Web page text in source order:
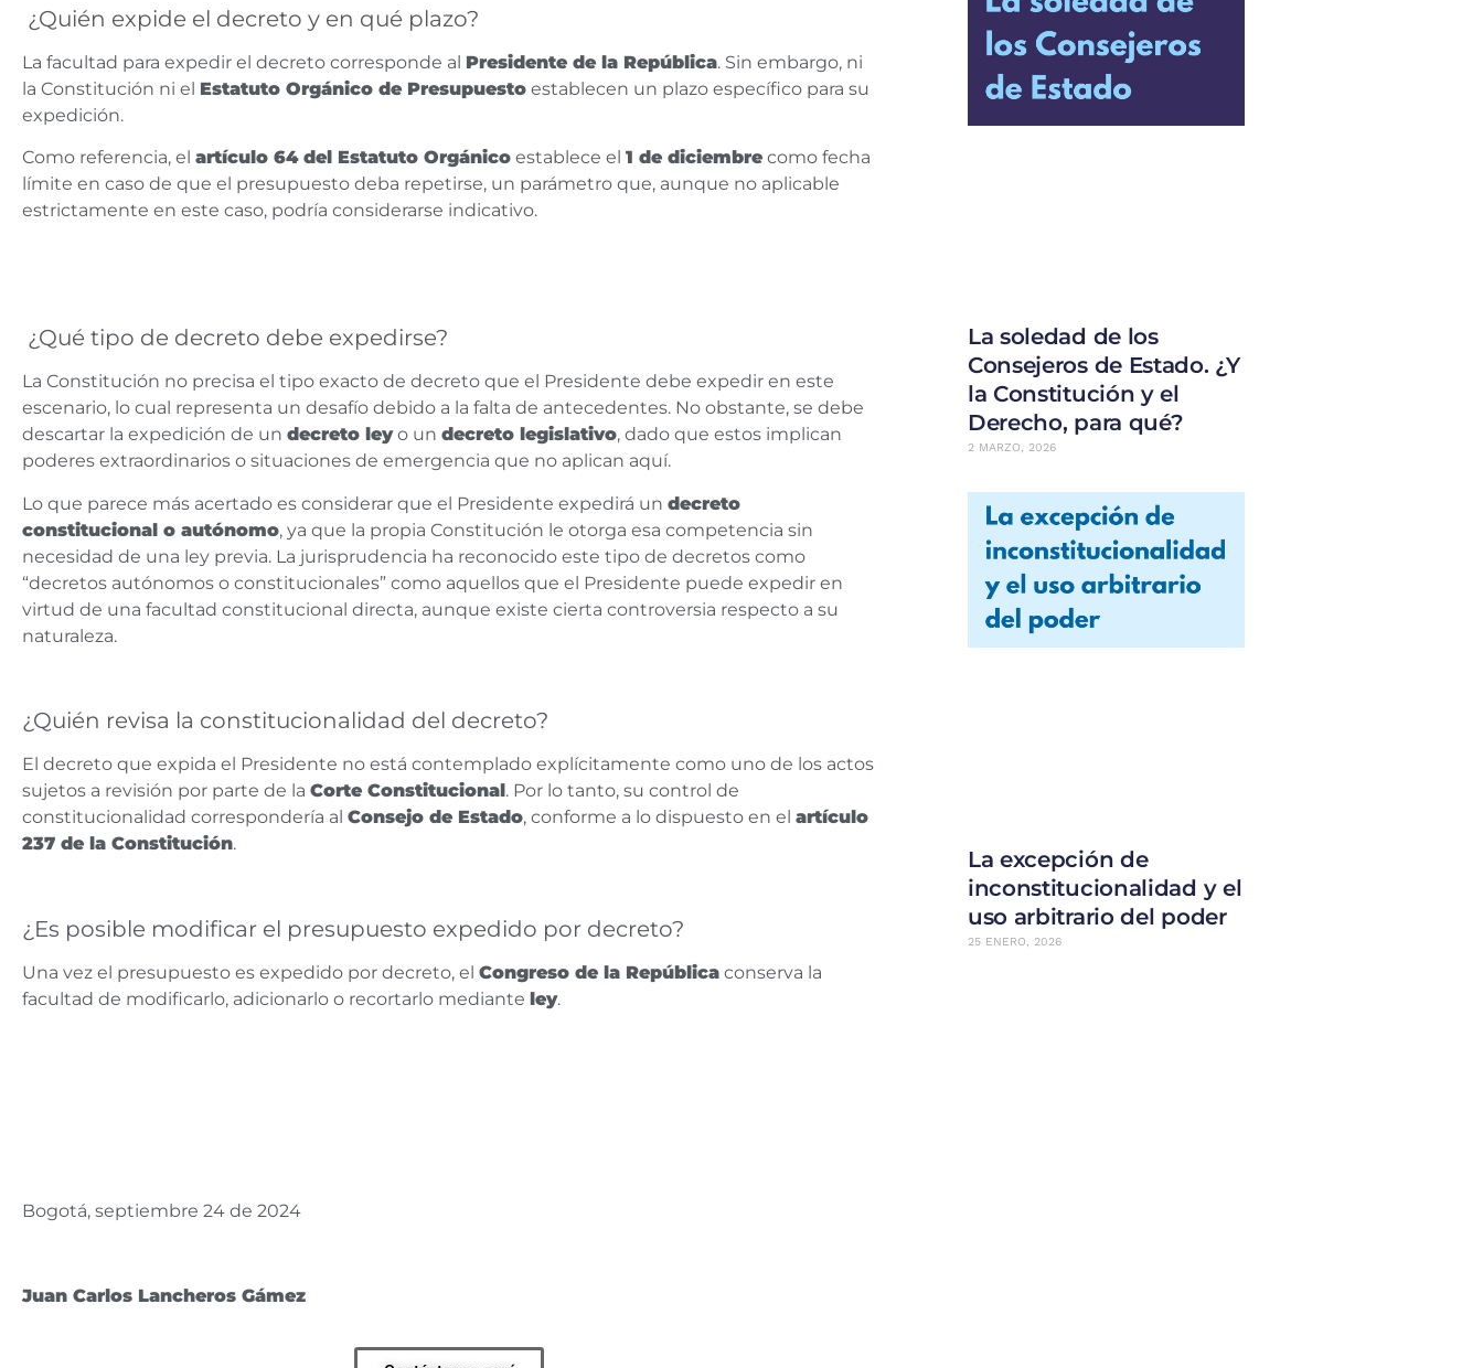
¿Quién expide el decreto y en qué plazo?
La facultad para expedir el decreto corresponde al Presidente de la República. Sin embargo, ni
la Constitución ni el Estatuto Orgánico de Presupuesto establecen un plazo específico para su
expedición.
Como referencia, el artículo 64 del Estatuto Orgánico establece el 1 de diciembre como fecha
límite en caso de que el presupuesto deba repetirse, un parámetro que, aunque no aplicable
estrictamente en este caso, podría considerarse indicativo.
¿Qué tipo de decreto debe expedirse?
La Constitución no precisa el tipo exacto de decreto que el Presidente debe expedir en este
escenario, lo cual representa un desafío debido a la falta de antecedentes. No obstante, se debe
descartar la expedición de un decreto leyo un decreto legislativo, dado que estos implican
poderes extraordinarios o situaciones de emergencia que no aplican aquí.
Lo que parece más acertado es considerar que el Presidente expedirá un decreto
constitucional o autónomo, ya que la propia Constitución le otorga esa competencia sin
necesidad de una ley previa. La jurisprudencia ha reconocido este tipo de decretos como
“decretos autónomos o constitucionales” como aquellos que el Presidente puede expedir en
virtud de una facultad constitucional directa, aunque existe cierta controversia respecto a su
naturaleza.
¿Quién revisa la constitucionalidad del decreto?
El decreto que expida el Presidente no está contemplado explícitamente como uno de los actos
sujetos a revisión por parte de la Corte Constitucional . Por lo tanto, su control de
constitucionalidad correspondería al Consejo de Estado, conforme a lo dispuesto en el artículo
237 de la Constitución.
¿Es posible modificar el presupuesto expedido por decreto?
Una vez el presupuesto es expedido por decreto, el Congreso de la República conserva la
facultad de modificarlo, adicionarlo o recortarlo mediante ley.
Bogotá, septiembre 24 de 2024
Juan Carlos Lancheros Gámez
La soledad de los
Consejeros de Estado. ¿Y
la Constitución y el
Derecho, para qué?
2 MARZO, 2026
La excepción de
inconstitucionalidad y el
uso arbitrario del poder
25 ENERO, 2026